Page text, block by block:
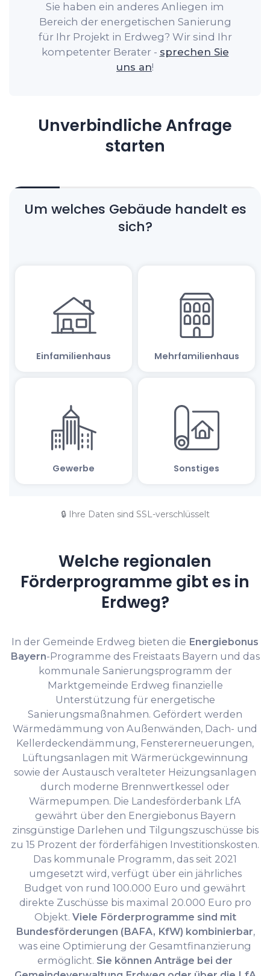
Sie haben ein anderes Anliegen im
Bereich der energetischen Sanierung
für Ihr Projekt in Erdweg? Wir sind Ihr
kompetenter Berater - sprechen Sie
uns an!
Unverbindliche Anfrage
starten
🔒 Ihre Daten sind SSL-verschlüsselt
Welche regionalen
Förderprogramme gibt es in
Erdweg?
In der Gemeinde Erdweg bieten die Energiebonus
Bayern-Programme des Freistaats Bayern und das
kommunale Sanierungsprogramm der
Marktgemeinde Erdweg finanzielle
Unterstützung für energetische
Sanierungsmaßnahmen. Gefördert werden
Wärmedämmung von Außenwänden, Dach- und
Kellerdeckendämmung, Fenstererneuerungen,
Lüftungsanlagen mit Wärmerückgewinnung
sowie der Austausch veralteter Heizungsanlagen
durch moderne Brennwertkessel oder
Wärmepumpen. Die Landesförderbank LfA
gewährt über den Energiebonus Bayern
zinsgünstige Darlehen und Tilgungszuschüsse bis
zu 15 Prozent der förderfähigen Investitionskosten.
Das kommunale Programm, das seit 2021
umgesetzt wird, verfügt über ein jährliches
Budget von rund 100.000 Euro und gewährt
direkte Zuschüsse bis maximal 20.000 Euro pro
Objekt. Viele Förderprogramme sind mit
Bundesförderungen (BAFA, KfW) kombinierbar,
was eine Optimierung der Gesamtfinanzierung
ermöglicht. Sie können Anträge bei der